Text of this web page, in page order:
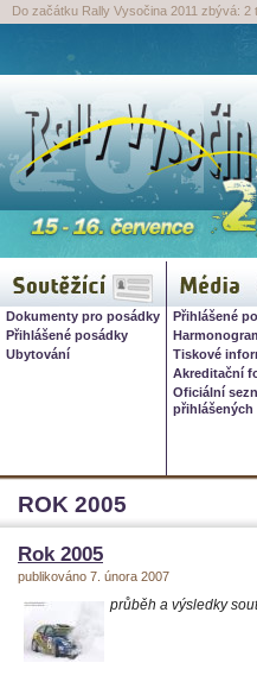
Rally
ROK 2005
Rok 2005
publikováno 7. února 2007
průběh a výsledky
Do začátku Rally Vysočina 2011 zbývá: 2
Soutěžící
Dokumenty pro posádky
Přihlášené posádky
Ubytování
Média
Přihlášené
Tiskové
Akreditační
Oficiální
přihlášených